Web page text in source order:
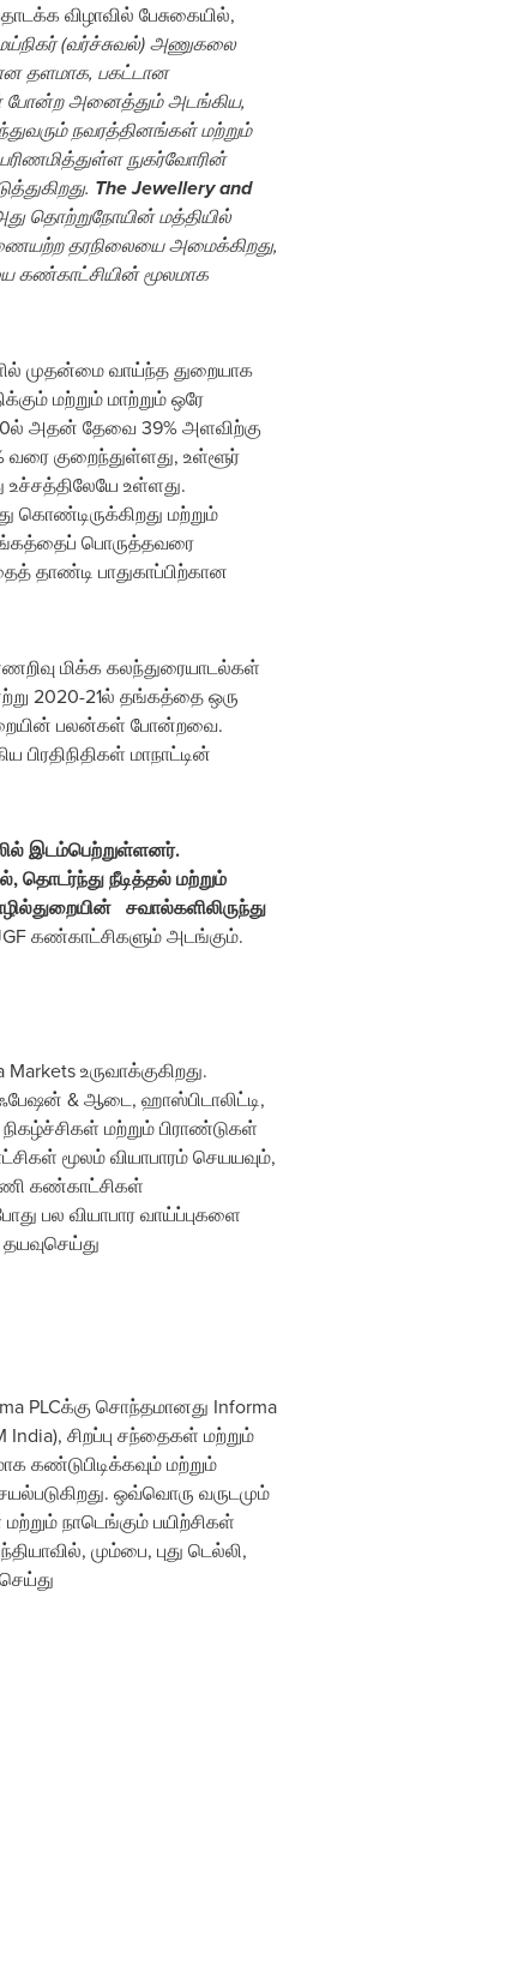
விழாவில் பேசுகையில்,
(வர்ச்சுவல்) அணுகலை
தளமாக, பகட்டான
போன்ற அனைத்தும் அடங்கிய,
நவரத்தினங்கள் மற்றும்
நுகர்வோரின்
The Jewellery and
தொற்றுநோயின் மத்தியில்
தரநிலையை அமைக்கிறது,
கண்காட்சியின் மூலமாக
முதன்மை வாய்ந்த துறையாக
மற்றும் மாற்றும் ஒரே
அதன் தேவை 39% அளவிற்கு
குறைந்துள்ளது, உள்ளூர்
உள்ளது.
மற்றும்
தங்கத்தைப் பொருத்தவரை
தாண்டி பாதுகாப்பிற்கான
மிக்க கலந்துரையாடல்கள்
2020-21ல் தங்கத்தை ஒரு
பலன்கள் போன்றவை.
மாநாட்டின்
இடம்பெற்றுள்ளனர்.
தொடர்ந்து நீடித்தல் மற்றும்
சவால்களிலிருந்து
கண்காட்சிகளும் அடங்கும்.
உருவாக்குகிறது.
& ஆடை, ஹாஸ்பிடாலிட்டி,
மற்றும் பிராண்டுகள்
மூலம் வியாபாரம் செயயவும்,
கண்காட்சிகள்
பல வியாபார வாய்ப்புகளை
PLCக்கு சொந்தமானது Informa
சிறப்பு சந்தைகள் மற்றும்
கண்டுபிடிக்கவும் மற்றும்
ஒவ்வொரு வருடமும்
நாடெங்கும் பயிற்சிகள்
மும்பை, புது டெல்லி,